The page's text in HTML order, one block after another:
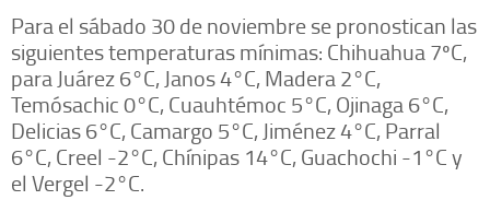
Para el sábado 30 de noviembre se pronostican las
siguientes temperaturas mínimas: Chihuahua 7ºC,
para Juárez 6°C, Janos 4°C, Madera 2°C,
Temósachic 0°C, Cuauhtémoc 5°C, Ojinaga 6°C,
Delicias 6°C, Camargo 5°C, Jiménez 4°C, Parral
6°C, Creel -2°C, Chínipas 14°C, Guachochi -1°C y
el Vergel -2°C.